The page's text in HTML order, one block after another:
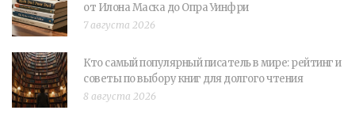
от Илона Маска до Опра Уинфри
7 августа 2026
Кто самый популярный писатель в мире: рейтинг и
советы по выбору книг для долгого чтения
8 августа 2026